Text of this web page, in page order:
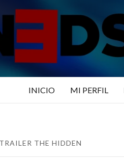
INICIO MI PERFIL
THE HIDDEN